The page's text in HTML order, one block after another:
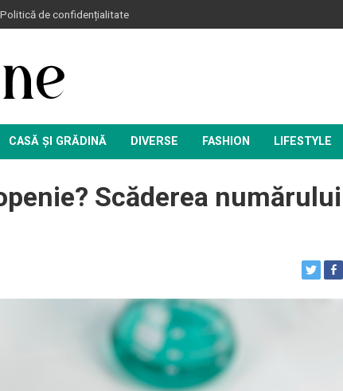
Politică de confidențialitate
CASĂ ȘI GRĂDINĂ DIVERSE FASHION LIFESTYLE
Scăderea